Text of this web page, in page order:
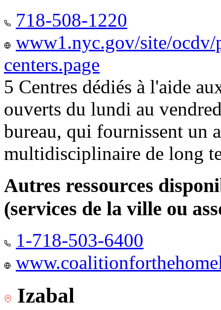
718-508-1220
www1.nyc.gov/site/
centers.page
5 Centres dédiés à l'aide
ouverts du lundi au
bureau, qui fournissent un
multidisciplinaire de long
Autres ressources
(services de la ville ou
1-718-503-6400
Izabal